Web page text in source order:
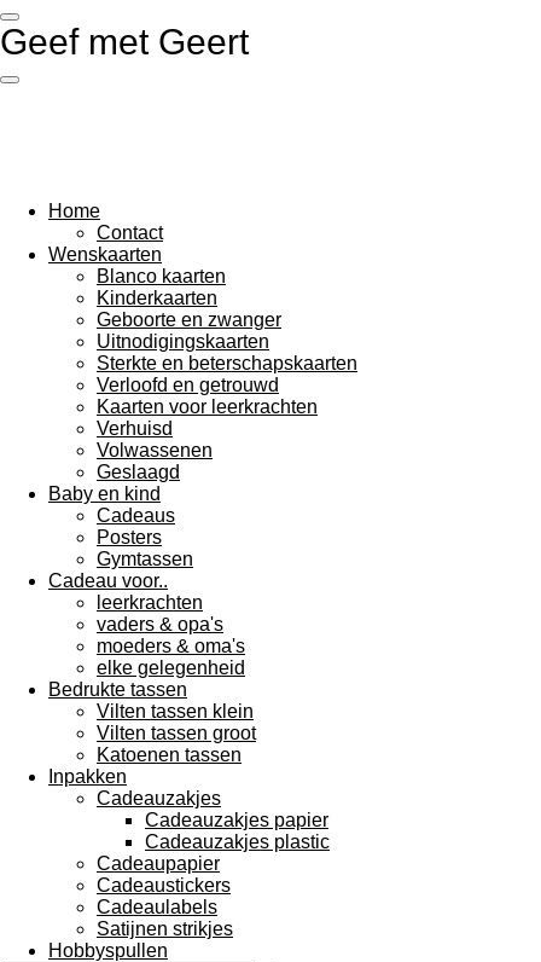
Ga
direct
de
Geef met Geert
Home
Contact
Wenskaarten
Blanco kaarten
Kinderkaarten
Geboorte en zwanger
Uitnodigingskaarten
Sterkte en beterschapskaarten
Verloofd en getrouwd
Kaarten voor leerkrachten
Verhuisd
Volwassenen
Geslaagd
Baby en kind
Cadeaus
Posters
Gymtassen
Cadeau voor..
leerkrachten
vaders & opa's
moeders & oma's
elke gelegenheid
Bedrukte tassen
Vilten tassen klein
Vilten tassen groot
Katoenen tassen
Inpakken
Cadeauzakjes
Cadeauzakjes papier
Cadeauzakjes plastic
Cadeaupapier
Cadeaustickers
Cadeaulabels
Satijnen strikjes
Hobbyspullen